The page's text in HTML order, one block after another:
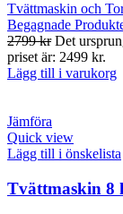
Tvättmaskin och
Begagnade
2799kr Det
priset är: 2499 kr.
Lägg till i varukorg
Jämföra
Quick view
Lägg till i önskelista
Tvättmaskin 8